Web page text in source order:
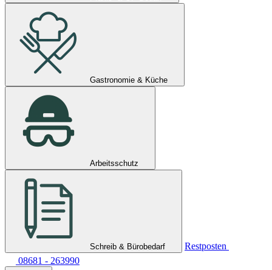
Gastronomie & Küche
Arbeitsschutz
Schreib & Bürobedarf
Restposten
08681 - 263990